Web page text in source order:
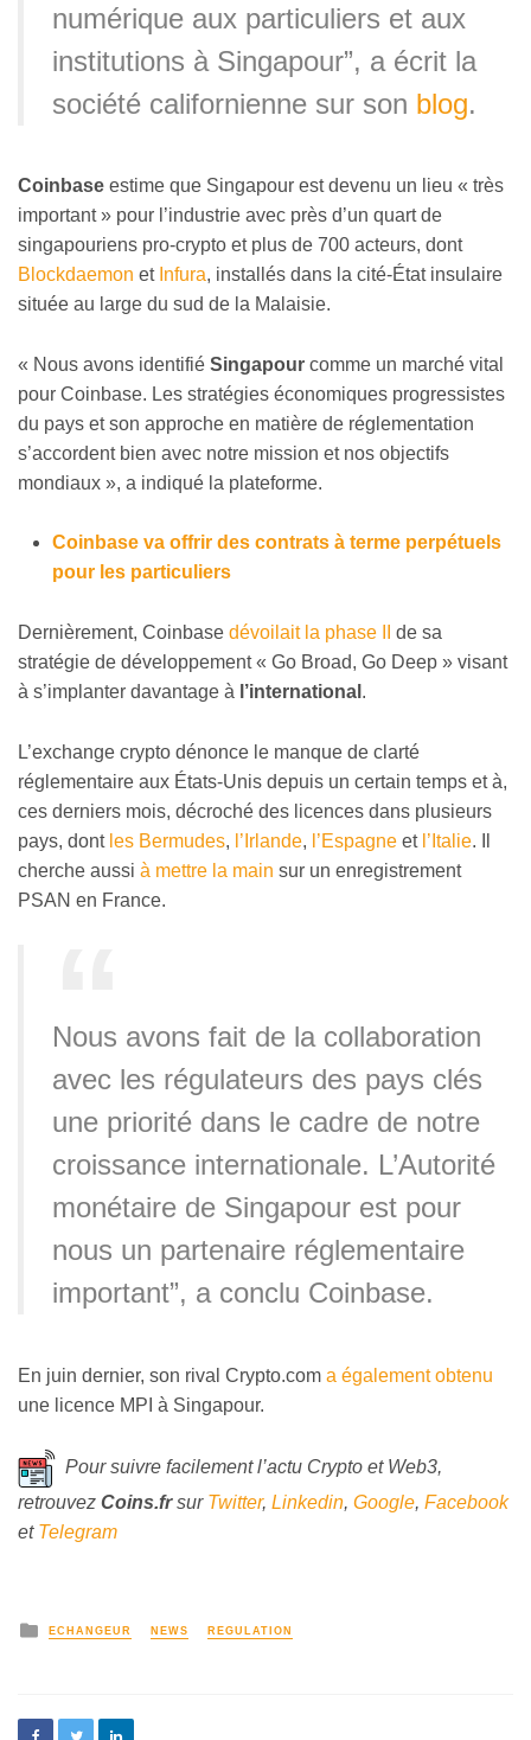
numérique aux particuliers et aux
institutions à Singapour”, a écrit la
société californienne sur son blog.
Coinbase estime que Singapour est devenu un lieu « très
important » pour l’industrie avec près d’un quart de
singapouriens pro-crypto et plus de 700 acteurs, dont
Blockdaemon et Infura, installés dans la cité-État insulaire
située au large du sud de la Malaisie.
« Nous avons identifié Singapour comme un marché vital
pour Coinbase. Les stratégies économiques progressistes
du pays et son approche en matière de réglementation
s’accordent bien avec notre mission et nos objectifs
mondiaux », a indiqué la plateforme.
Coinbase va offrir des contrats à terme perpétuels
pour les particuliers
Dernièrement, Coinbase dévoilait la phase II
de sa
stratégie de développement « Go Broad, Go Deep » visant
à s’implanter davantage à l’international .
L’exchange crypto dénonce le manque de clarté
réglementaire aux États-Unis depuis un certain temps et à,
ces derniers mois, décroché des licences dans plusieurs
pays, dont les Bermudes, l’Irlande, l’Espagne et l’Italie. Il
cherche aussi à mettre la main sur un enregistrement
PSAN en France.
Nous avons fait de la collaboration
avec les régulateurs des pays clés
une priorité dans le cadre de notre
croissance internationale. L’Autorité
monétaire de Singapour est pour
nous un partenaire réglementaire
important”, a conclu Coinbase.
En juin dernier, son rival Crypto.com a également obtenu
une licence MPI à Singapour.
Pour suivre facilement l’actu Crypto et Web3,
retrouvez Coins.frsur Twitter, Linkedin, Google, Facebook
et Telegram
ECHANGEUR NEWS REGULATION